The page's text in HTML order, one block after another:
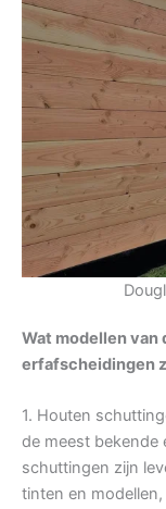
Wat modellen
erfafscheidingen
1. Houten
de meest bekende
schuttingen zijn
tinten en